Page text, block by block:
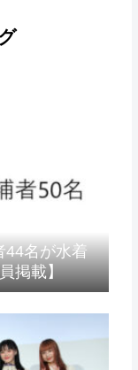
44名が水着
掲載】